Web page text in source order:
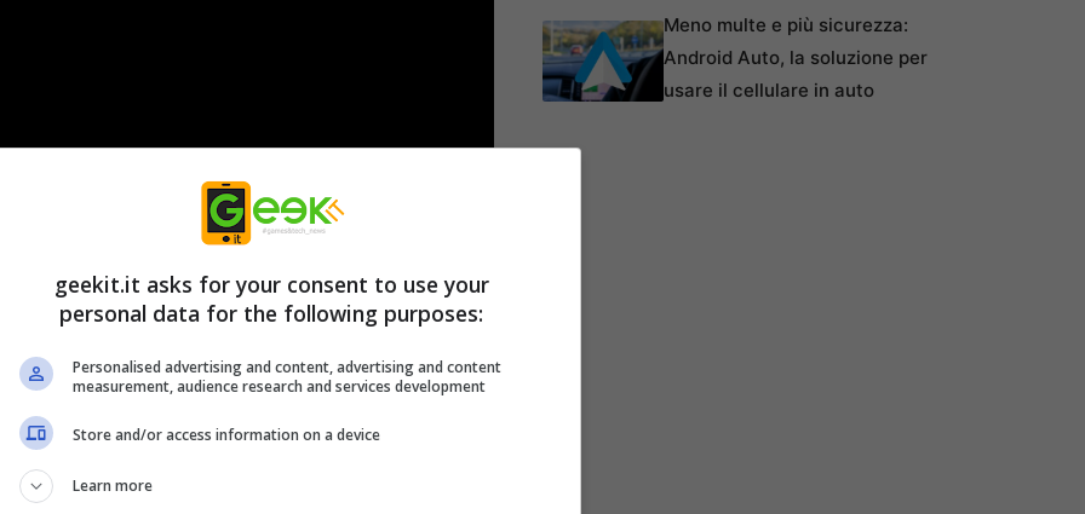
che è stato devastato da un impero brutale e
del collasso. Con l’aiuto di una
i giocatori useranno la tecnologia del
nel tentativo di riscrivere la storia e
Meno multe e più sicurezza:
Android Auto, la soluzione per
usare il cellulare in auto
geekit.it asks for your consent to use your
personal data for the following purposes:
Personalised advertising and content, advertising and content
measurement, audience research and services development
Store and/or access information on a device
Learn more